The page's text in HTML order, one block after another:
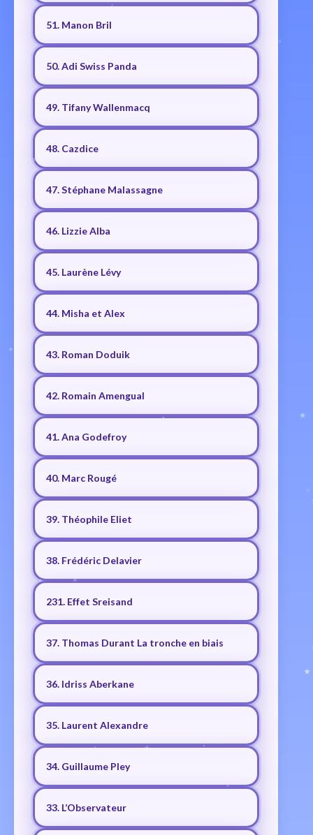
51. Manon Bril
50. Adi Swiss Panda
49. Tifany Wallenmacq
48. Cazdice
47. Stéphane Malassagne
46. Lizzie Alba
45. Laurène Lévy
44. Misha et Alex
43. Roman Doduik
42. Romain Amengual
41. Ana Godefroy
40. Marc Rougé
39. Théophile Eliet
38. Frédéric Delavier
231. Effet Sreisand
37. Thomas Durant La tronche en biais
36. Idriss Aberkane
35. Laurent Alexandre
34. Guillaume Pley
33. L’Observateur